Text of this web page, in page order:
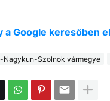
a Google keresőben
Nagykun-Szolnok vármegye